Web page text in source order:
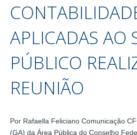
APLICADAS AO
PÚBLICO
REUNIÃO
Por Rafaella Feliciano Comunicação
(GA) da Área Pública do Conselho